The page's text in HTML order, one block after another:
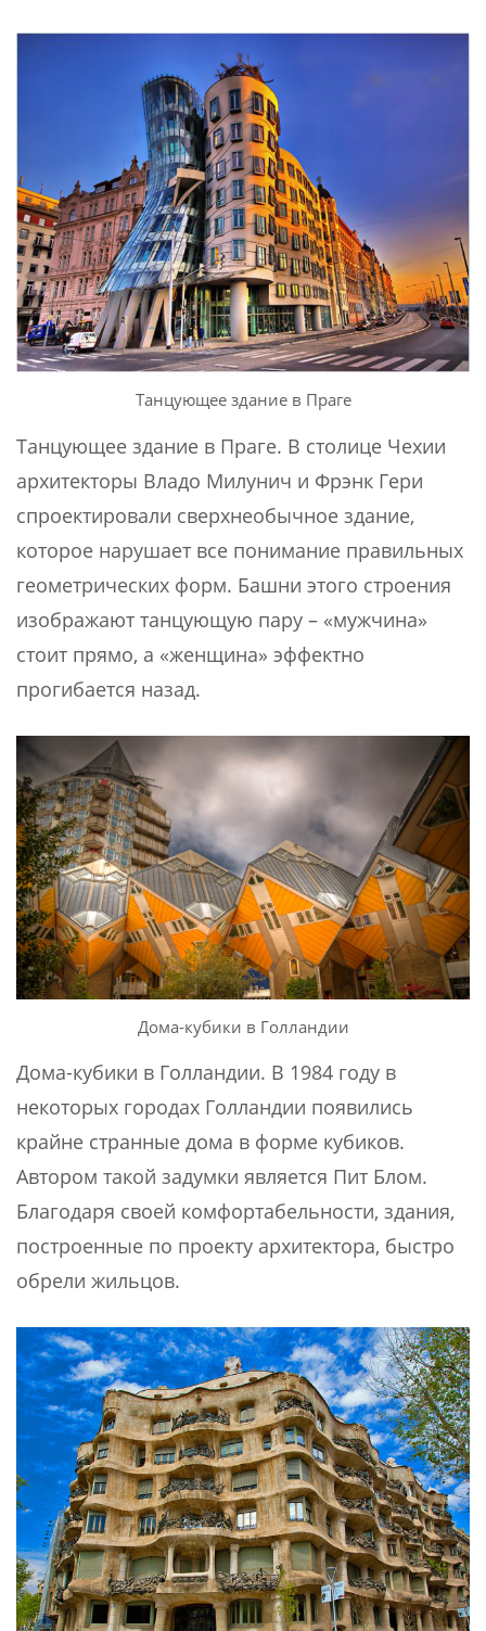
Танцующее здание в Праге
Танцующее здание в Праге. В столице Чехии
архитекторы Владо Милунич и Фрэнк Гери
спроектировали сверхнеобычное здание,
которое нарушает все понимание правильных
геометрических форм. Башни этого строения
изображают танцующую пару – «мужчина»
стоит прямо, а «женщина» эффектно
прогибается назад.
Дома-кубики в Голландии
Дома-кубики в Голландии. В 1984 году в
некоторых городах Голландии появились
крайне странные дома в форме кубиков.
Автором такой задумки является Пит Блом.
Благодаря своей комфортабельности, здания,
построенные по проекту архитектора, быстро
обрели жильцов.